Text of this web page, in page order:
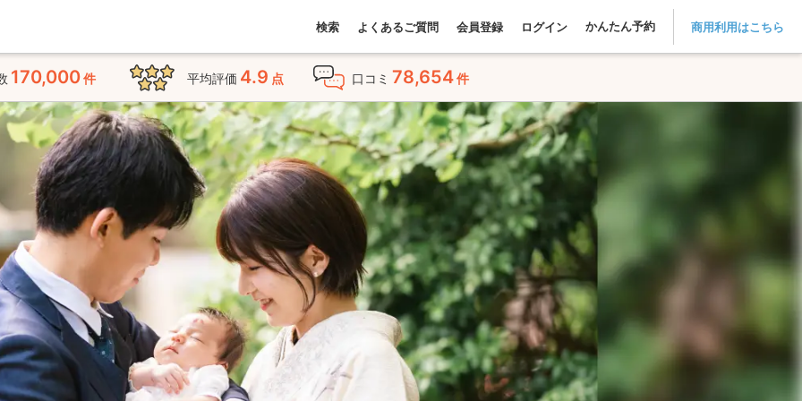
検索 よくあるご質問 会員登録 ログイン かんたん予約 商用利用はこちら
170,000件 平均評価 4.9 点 口コミ 78,654件